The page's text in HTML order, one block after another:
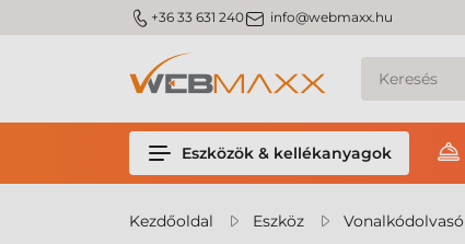
m_phone +36 33 631 240m_email info@webmaxx.hu
Eszközök & kellékanyagok
Kezdőoldal Eszköz Vonalkódolvasó